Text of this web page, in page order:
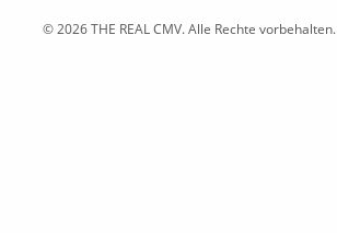
© 2026THE REAL CMV. Alle Rechte vorbehalten.